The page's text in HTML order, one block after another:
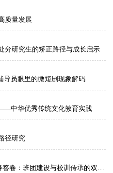
质量发展
分研究生的矫正路径与成长启示
导员眼里的微短剧现象解码
中华优秀传统文化教育实践
径研究
院系工作案例 | “善作善成”的青春答卷：班团建设与校训传承的双向赋能实践